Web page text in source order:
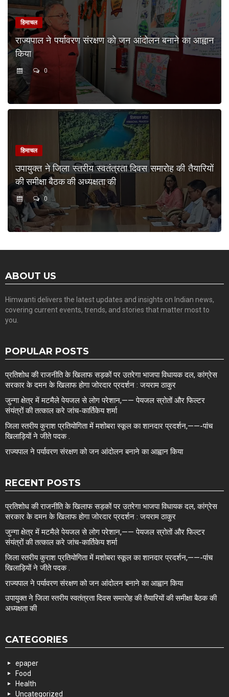
हिमाचल
राज्यपाल ने पर्यावरण संरक्षण को जन आंदोलन बनाने का आह्वान
किया
0
हिमाचल
उपायुक्त ने जिला स्तरीय स्वतंत्रता दिवस समारोह की तैयारियों
की समीक्षा बैठक की अध्यक्षता की
0
ABOUT US
Himwanti delivers the latest updates and insights on Indian news,
covering current events, trends, and stories that matter most to
you.
POPULAR POSTS
प्रतिशोध की राजनीति के खिलाफ सड़कों पर उतरेगा भाजपा विधायक दल, कांग्रेस
सरकार के दमन के खिलाफ होगा जोरदार प्रदर्शन : जयराम ठाकुर
जुन्गा क्षेत्र में मटमैले पेयजल से लोग परेशान,—— पेयजल स्रोतों और फिल्टर
संयंत्रों की तत्काल करे जांच-कार्तिकेय शर्मा
जिला स्तरीय कुराश प्रतियोगिता में मशोबरा स्कूल का शानदार प्रदर्शन,——-पांच
खिलाड़ियों ने जीते पदक .
राज्यपाल ने पर्यावरण संरक्षण को जन आंदोलन बनाने का आह्वान किया
RECENT POSTS
प्रतिशोध की राजनीति के खिलाफ सड़कों पर उतरेगा भाजपा विधायक दल, कांग्रेस
सरकार के दमन के खिलाफ होगा जोरदार प्रदर्शन : जयराम ठाकुर
जुन्गा क्षेत्र में मटमैले पेयजल से लोग परेशान,—— पेयजल स्रोतों और फिल्टर
संयंत्रों की तत्काल करे जांच-कार्तिकेय शर्मा
जिला स्तरीय कुराश प्रतियोगिता में मशोबरा स्कूल का शानदार प्रदर्शन,——-पांच
खिलाड़ियों ने जीते पदक .
राज्यपाल ने पर्यावरण संरक्षण को जन आंदोलन बनाने का आह्वान किया
उपायुक्त ने जिला स्तरीय स्वतंत्रता दिवस समारोह की तैयारियों की समीक्षा बैठक की
अध्यक्षता की
CATEGORIES
epaper
Food
Health
Uncategorized